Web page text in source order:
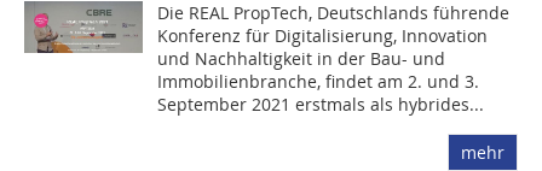
Die REAL PropTech, Deutschlands führende
Konferenz für Digitalisierung, Innovation
und Nachhaltigkeit in der Bau- und
Immobilienbranche, findet am 2. und 3.
September 2021 erstmals als hybrides...
mehr